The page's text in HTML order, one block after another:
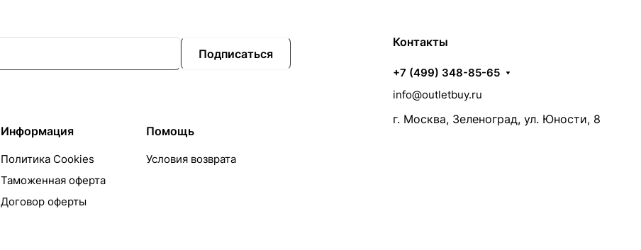
Подписаться
Информация
Политика Cookies
Таможенная оферта
Договор оферты
Помощь
Условия возврата
Контакты
+7 (499) 348-85-65
info@outletbuy.ru
г. Москва, Зеленоград, ул. Юности, 8